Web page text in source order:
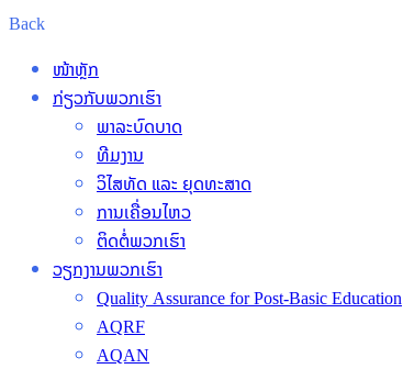
Back
ໜ້າຫຼັກ
ກ່ຽວກັບພວກເຮົາ
ພາລະບົດບາດ
ທີມງານ
ວິໄສທັດ ແລະ ຍຸດທະສາດ
ການເຄື່ອນໄຫວ
ຕິດຕໍ່ພວກເຮົາ
ວຽກງານພວກເຮົາ
Quality Assurance for Post-Basic Education
AQRF
AQAN